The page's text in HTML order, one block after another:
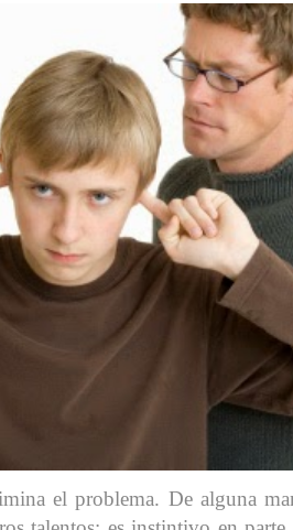
el problema. De alguna